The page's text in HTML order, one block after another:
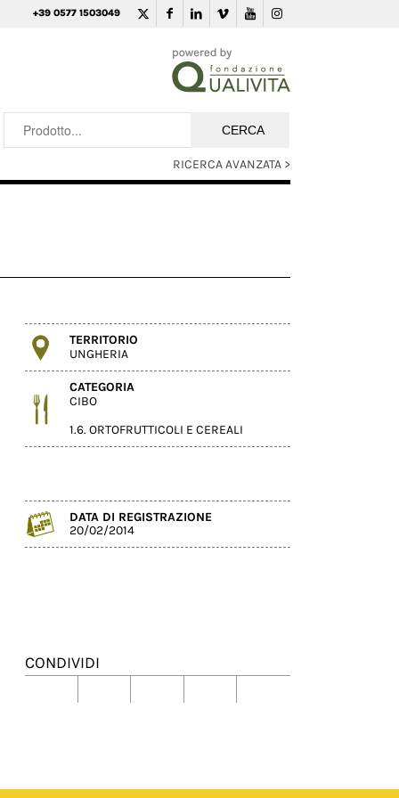
+39 0577 1503049
RICERCA AVANZATA >
TERRITORIO
UNGHERIA
CATEGORIA
CIBO
1.6. ORTOFRUTTICOLI E CEREALI
DATA DI REGISTRAZIONE
20/02/2014
CONDIVIDI